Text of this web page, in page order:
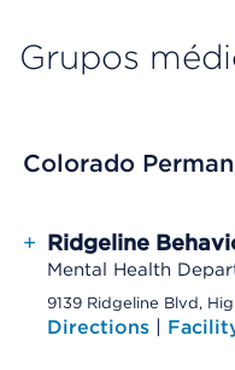
Grupos
Colorado
+ Ridgeline
Mental Health
9139 Ridgeline Blvd,
Directions |